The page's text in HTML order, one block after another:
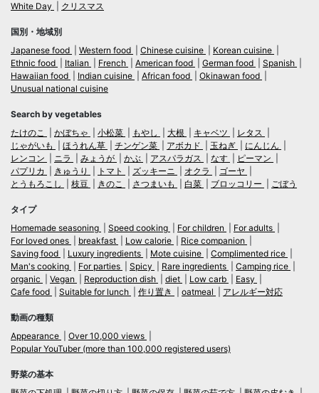
White Day
クリスマス
国別・地域別
Japanese food
Western food Chinese cuisine
Korean cuisine
Ethnic food
Italian French American food German food
Spanish
Hawaiian food
Indian cuisine African food
Okinawan food
Unusual national cuisine
Search by vegetables
たけのこ
かぼちゃ 小松菜 もやし 大根 キャベツ
レタス
じゃがいも
ほうれん草 チンゲン菜 アボカド 玉ねぎ
にんじん
レンコン
ニラ みょうが かぶ アスパラガス なす
ピーマン
パプリカ
きゅうり トマト ズッキーニ オクラ
ゴーヤ
とうもろこし
枝豆 きのこ さつまいも 白菜 ブロッコリー ごぼう
タイプ
Homemade seasoning
Speed cooking For children
For adults
For loved ones
breakfast Low calorie
Rice companion
Saving food
Luxury ingredients Mote cuisine
Complimented rice
Man's cooking
For parties Spicy Rare ingredients
Camping rice
organic
Vegan Reproduction dish diet Low carb
Easy
Cafe food
Suitable for lunch 作り置き oatmeal アレルギー対応
動画の種類
Appearance
Over 10,000 views
Popular YouTuber (more than 100,000 registered users)
野菜の基本